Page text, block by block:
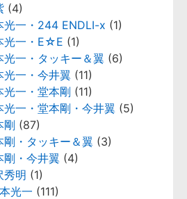
(4)
光一・244 ENDLI-x (1)
光一・E☆E (1)
一・タッキー＆翼 (6)
一・今井翼 (11)
一・堂本剛 (11)
一・堂本剛・今井翼 (5)
剛 (87)
・タッキー＆翼 (3)
・今井翼 (4)
秀明 (1)
光一 (111)